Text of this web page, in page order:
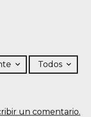
un comentario.
Todos